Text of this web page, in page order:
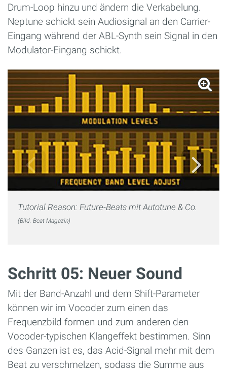
Drum-Loop hinzu und ändern die Verkabelung.
Neptune schickt sein Audiosignal an den Carrier-
Eingang während der ABL-Synth sein Signal in den
Modulator-Eingang schickt.
Tutorial Reason: Future-Beats mit Autotune & Co.
(Bild: Beat Magazin)
Schritt 05: Neuer Sound
Mit der Band-Anzahl und dem Shift-Parameter
können wir im Vocoder zum einen das
Frequenzbild formen und zum anderen den
Vocoder-typischen Klangeffekt bestimmen. Sinn
des Ganzen ist es, das Acid-Signal mehr mit dem
Beat zu verschmelzen, sodass die Summe aus